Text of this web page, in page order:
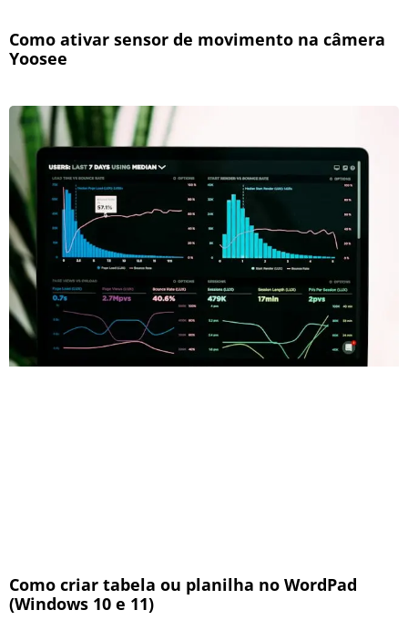
Como ativar sensor de movimento na câmera
Yoosee
Como criar tabela ou planilha no WordPad
(Windows 10 e 11)